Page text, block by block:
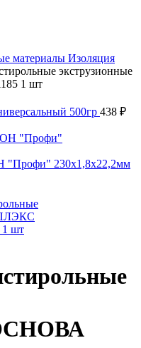
материалы Изоляция
экструзионные
1 шт
500гр 438 ₽
"Профи" 230х1,8х22,2мм